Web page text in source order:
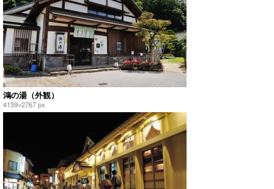
鴻の湯（外観）
4159×2767 px